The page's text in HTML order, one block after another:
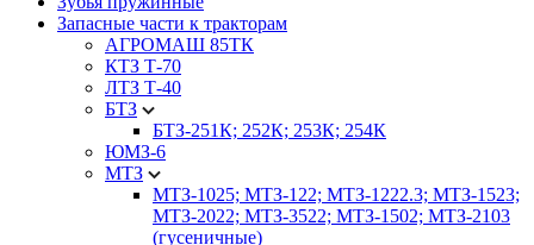
Запасные части к тракторам
АГРОМАШ 85ТК
КТЗ Т-70
ЛТЗ Т-40
БТЗ
БТЗ-251К; 252К; 253К; 254К
ЮМЗ-6
МТЗ
МТЗ-1025; МТЗ-122; МТЗ-1222.3; МТЗ-1523;
МТЗ-2022; МТЗ-3522; МТЗ-1502; МТЗ-2103
(гусеничные)